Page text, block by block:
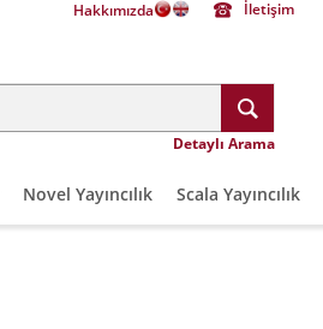
Hakkımızda İletişim
Detaylı Arama
Novel Yayıncılık Scala Yayıncılık